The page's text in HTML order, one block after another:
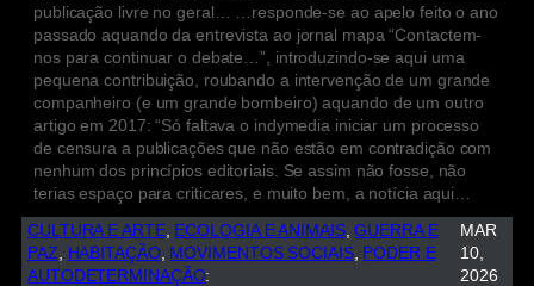
publicação livre no geral… …responde-se ao apelo feito o ano
passado aquando da entrevista ao jornal mapa “Contactem-
nos para continuar o debate…”, introduzindo-se aqui uma
pequena contribuição, roubando a intervenção de um grande
companheiro (e um grande bombeiro) aquando de um outro
artigo em 2017: “Só faltava o indymedia iniciar um processo
de censura a publicações que não estão em contradição com
nenhum dos princípios editoriais. Se assim não fosse, não
terias espaço para criticares, e muito bem, a notícia aqui…
CULTURA E ARTE, ECOLOGIA E ANIMAIS, GUERRA E
PAZ
HABITAÇÃO, MOVIMENTOS SOCIAIS, PODER E
AUTODETERMINAÇÃO:
MAR
10,
2026